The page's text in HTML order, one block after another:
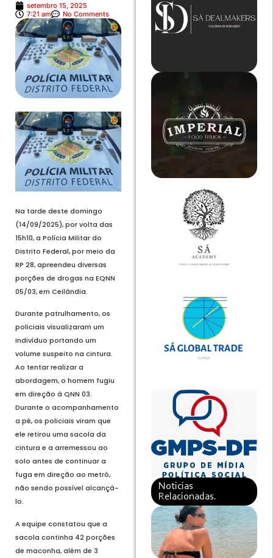
setembro 15, 2025
7:21 am
No Comments
Na tarde deste domingo
(14/09/2025), por volta das
15h10, a Polícia Militar do
Distrito Federal, por meio da
RP 28, apreendeu diversas
porções de drogas na EQNN
05/03, em Ceilândia.
Durante patrulhamento, os
policiais visualizaram um
indivíduo portando um
volume suspeito na cintura.
Ao tentar realizar a
abordagem, o homem fugiu
em direção à QNN 03.
Durante o acompanhamento
a pé, os policiais viram que
ele retirou uma sacola da
cintura e a arremessou ao
solo antes de continuar a
fuga em direção ao metrô,
não sendo possível alcançá-
lo.
A equipe constatou que a
sacola continha 42 porções
de maconha, além de 3
Noticias
Relacionadas.